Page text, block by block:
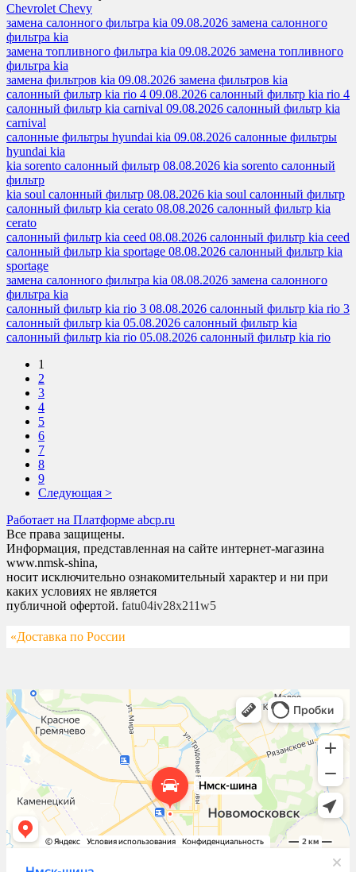
Chevrolet Chevy
замена салонного фильтра kia 09.08.2026 замена салонного
фильтра kia
замена топливного фильтра kia 09.08.2026 замена топливного
фильтра kia
замена фильтров kia 09.08.2026 замена фильтров kia
салонный фильтр kia rio 4 09.08.2026 салонный фильтр kia rio 4
салонный фильтр kia carnival 09.08.2026 салонный фильтр kia
carnival
салонные фильтры hyundai kia 09.08.2026 салонные фильтры
hyundai kia
kia sorento салонный фильтр 08.08.2026 kia sorento салонный
фильтр
kia soul салонный фильтр 08.08.2026 kia soul салонный фильтр
салонный фильтр kia cerato 08.08.2026 салонный фильтр kia
cerato
салонный фильтр kia ceed 08.08.2026 салонный фильтр kia ceed
салонный фильтр kia sportage 08.08.2026 салонный фильтр kia
sportage
замена салонного фильтра kia 08.08.2026 замена салонного
фильтра kia
салонный фильтр kia rio 3 08.08.2026 салонный фильтр kia rio 3
салонный фильтр kia 05.08.2026 салонный фильтр kia
салонный фильтр kia rio 05.08.2026 салонный фильтр kia rio
1
2
3
4
5
6
7
8
9
Следующая >
Работает на Платформе abcp.ru
Все права защищены.
Информация, представленная на сайте интернет-магазина
www.nmsk-shina,
носит исключительно ознакомительный характер и ни при
каких условиях не является
публичной офертой. fatu04iv28x211w5
«Доставка по России